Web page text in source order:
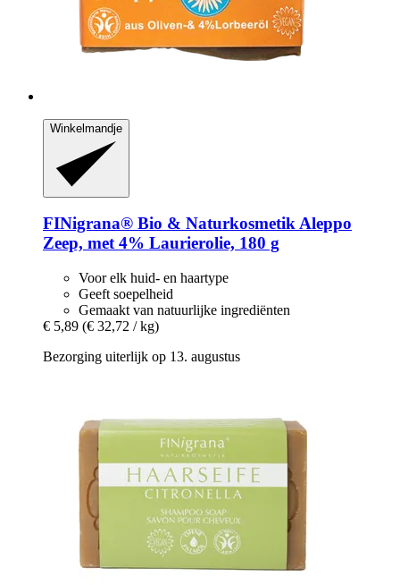
Winkelmandje
FINigrana® Bio & NaturkosmetikAleppo
Zeep, met 4% Laurierolie, 180 g
Voor elk huid- en haartype
Geeft soepelheid
Gemaakt van natuurlijke ingrediënten
€ 5,89 (€ 32,72 / kg)
Bezorging uiterlijk op 13. augustus